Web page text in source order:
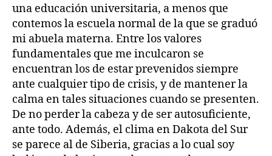
una educación universitaria, a menos que
contemos la escuela normal de la que se graduó
mi abuela materna. Entre los valores
fundamentales que me inculcaron se
encuentran los de estar prevenidos siempre
ante cualquier tipo de crisis, y de mantener la
calma en tales situaciones cuando se presenten.
De no perder la cabeza y de ser autosuficiente,
ante todo. Además, el clima en Dakota del Sur
se parece al de Siberia, gracias a lo cual soy